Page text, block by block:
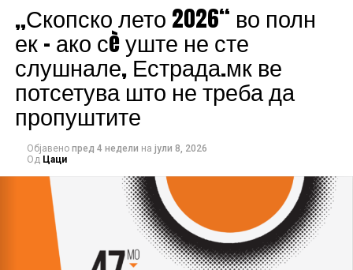
Охрид Фест 2025 ќе понуди широк спектар на
музички жанрови, кои ќе бидат претставени преку
натпреварувачки и изложбени настапи.
Организаторите веќе најавија големи изненадувања,
вклучувајќи настапи на познати македонски и
балкански артисти, како и глобални ѕвезди кои ќе го
„Скопско лето 2026“ во полн
ек – ако сè уште не сте
слушнале, Естрада.мк ве
потсетува што не треба да
пропуштите
Објавено пред 4 недели на јули 8, 2026
Од Цаци